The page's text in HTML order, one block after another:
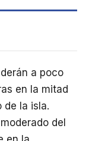
a poco
en la mitad
de la isla.
del